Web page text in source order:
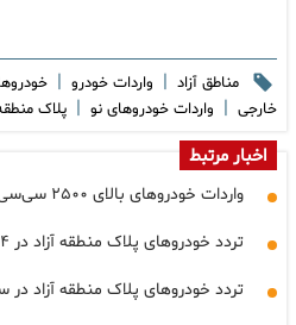
مناطق آزاد | واردات خودرو |
خارجی | واردات خودروهای نو | پلاک
اخبار مرتبط
واردات خودروهای بالای ۲۵۰۰ سی‌سی مناطق آزاد امکان پذیر شد
تردد خودروهای پلاک منطقه آزاد در ۴ استان آزاد شد
تردد خودروهای پلاک منطقه آزاد در